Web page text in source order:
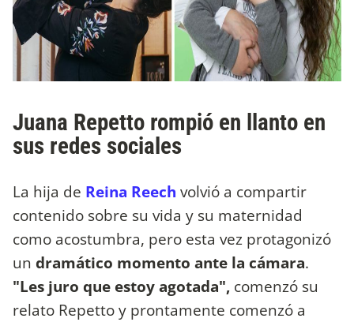
Juana Repetto rompió en llanto en
sus redes sociales
La hija de Reina Reech volvió a compartir
contenido sobre su vida y su maternidad
como acostumbra, pero esta vez protagonizó
un dramático momento ante la cámara.
"Les juro que estoy agotada", comenzó su
relato Repetto y prontamente comenzó a